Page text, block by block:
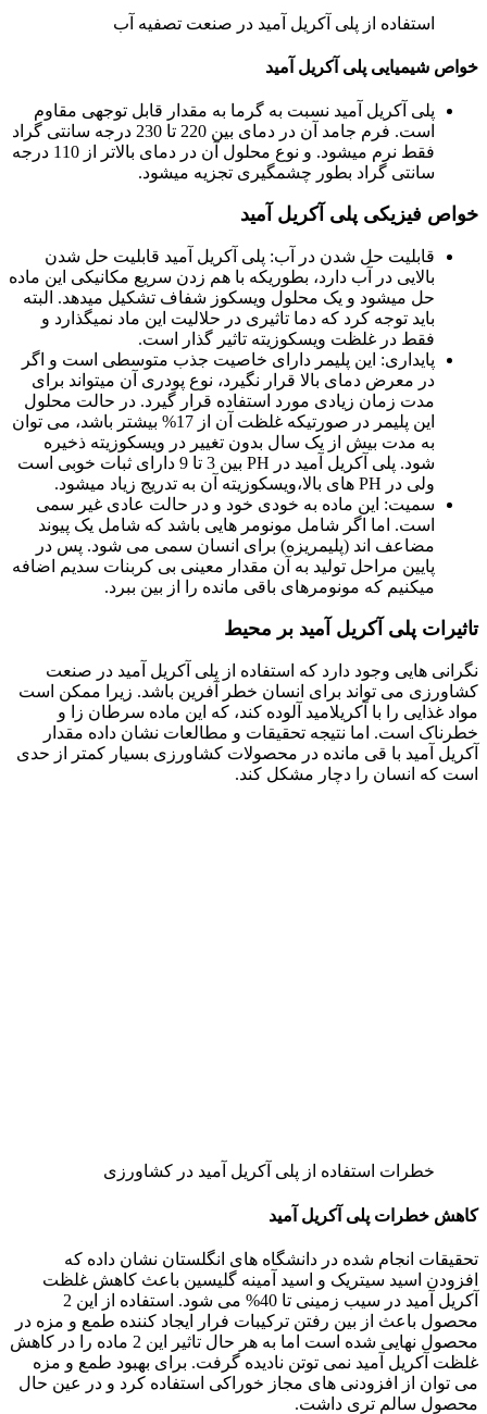
استفاده از پلی آکریل آمید در صنعت تصفیه آب
خواص شیمیایی پلی آکریل آمید
پلی آکریل آمید نسبت به گرما به مقدار قابل توجهی مقاوم
است. فرم جامد آن در دمای بین 220 تا 230 درجه سانتی گراد
فقط نرم میشود. و نوع محلول آن در دمای بالاتر از 110 درجه
سانتی گراد بطور چشمگیری تجزیه میشود.
خواص فیزیکی پلی آکریل آمید
قابلیت حل شدن در آب: پلی آکریل آمید قابلیت حل شدن
بالایی در آب دارد، بطوریکه با هم زدن سریع مکانیکی این ماده
حل میشود و یک محلول ویسکوز شفاف تشکیل میدهد. البته
باید توجه کرد که دما تاثیری در حلالیت این ماد نمیگذارد و
فقط در غلظت ویسکوزیته تاثیر گذار است.
پایداری: این پلیمر دارای خاصیت جذب متوسطی است و اگر
در معرض دمای بالا قرار نگیرد، نوع پودری آن میتواند برای
مدت زمان زیادی مورد استفاده قرار گیرد. در حالت محلول
این پلیمر در صورتیکه غلظت آن از 17% بیشتر باشد، می توان
به مدت بیش از یک سال بدون تغییر در ویسکوزیته ذخیره
شود. پلی آکریل آمید در PH بین 3 تا 9 دارای ثبات خوبی است
ولی در PH های بالا،ویسکوزیته آن به تدریج زیاد میشود.
سمیت: این ماده به خودی خود و در حالت عادی غیر سمی
است. اما اگر شامل مونومر هایی باشد که شامل یک پیوند
مضاعف اند (پلیمریزه) برای انسان سمی می شود. پس در
پایین مراحل تولید به آن مقدار معینی بی کربنات سدیم اضافه
میکنیم که مونومرهای باقی مانده را از بین ببرد.
تاثیرات پلی آکریل آمید بر محیط
نگرانی هایی وجود دارد که استفاده از پلی آکریل آمید در صنعت
کشاورزی می تواند برای انسان خطر آفرین باشد. زیرا ممکن است
مواد غذایی را با آکریلامید آلوده کند، که این ماده سرطان زا و
خطرناک است. اما نتیجه تحقیقات و مطالعات نشان داده مقدار
آکریل آمید با قی مانده در محصولات کشاورزی بسیار کمتر از حدی
است که انسان را دچار مشکل کند.
خطرات استفاده از پلی آکریل آمید در کشاورزی
کاهش خطرات پلی آکریل آمید
تحقیقات انجام شده در دانشگاه های انگلستان نشان داده که
افزودن اسید سیتریک و اسید آمینه گلیسین باعث کاهش غلظت
آکریل آمید در سیب زمینی تا 40% می شود. استفاده از این 2
محصول باعث از بین رفتن ترکیبات فرار ایجاد کننده طمع و مزه در
محصول نهایی شده است اما به هر حال تاثیر این 2 ماده را در کاهش
غلظت آکریل آمید نمی توتن نادیده گرفت. برای بهبود طمع و مزه
می توان از افزودنی های مجاز خوراکی استفاده کرد و در عین حال
محصول سالم تری داشت.